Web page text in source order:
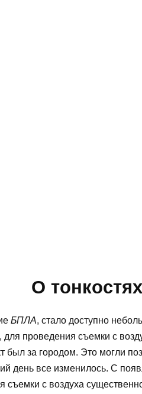
О
БПЛА, стало доступно
для проведения съемки с
был за городом. Это могли
день все изменилось. С
съемки с воздуха